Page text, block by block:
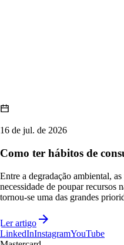
16 de jul. de 2026
Como ter hábitos de
Entre a degradação ambiental,
necessidade de poupar recursos
tornou-se uma das grandes
Ler artigo
LinkedInInstagramYouTube